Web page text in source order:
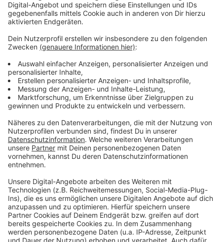
Viktor- und Tiberstraße ganzjährig für die Autos
gesperrt wird, weil man ihn dann mit Büschen und
Bänken hübscher und auch sicherer für Familien
machen könnte. Außerdem könne man auch zwei, drei
oder vier Parkplätze direkt am Königsplatz schaffen,
sodass die Angst der Händler unbegründet sei. Die
CDU möchte keine Empfehlung abgeben.
Damit der Ratsbürgerentscheid Erfolg hat, müssen
mindestens 20 Prozent der Wahlberechtigten ihr
Kreuzchen bei "Ja" machen, also rund 7800 Dülmener.
Und es muss für "Ja" mehr Stimmen als für "Nein"
geben. Dann wäre die Entscheidung für die Politik auch
bindend.